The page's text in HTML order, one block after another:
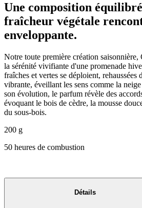
Une composition
fraîcheur végétale
enveloppante.
Notre toute première création saisonnière,
la sérénité vivifiante d'une promenade
fraîches et vertes se déploient, rehaussées
vibrante, éveillant les sens comme la
son évolution, le parfum révèle des
évoquant le bois de cèdre, la mousse
du sous-bois.
200 g
50 heures de combustion
Détails